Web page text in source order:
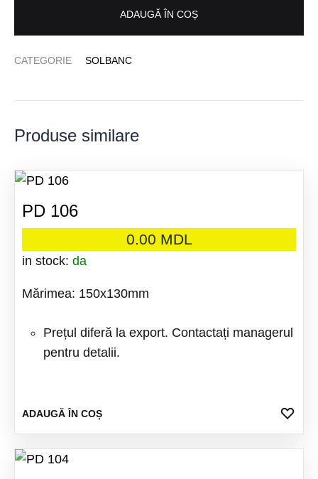
ADAUGĂ ÎN COȘ
CATEGORIE SOLBANC
Produse similare
PD 106
0.00 MDL
in stock: da
Mărimea: 150x130mm
Prețul diferă la export. Contactați managerul
pentru detalii.
ADAUGĂ ÎN COȘ